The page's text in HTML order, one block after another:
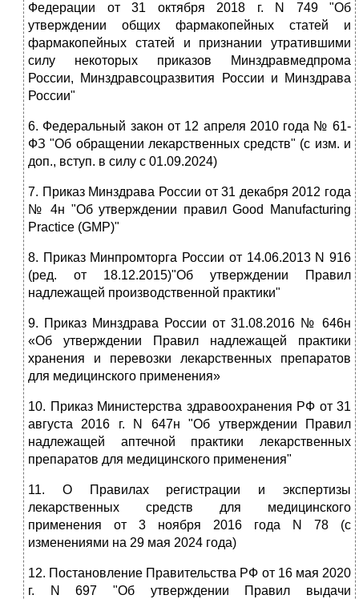
Федерации от 31 октября 2018 г. N 749 "Об
утверждении общих фармакопейных статей и
фармакопейных статей и признании утратившими
силу некоторых приказов Минздравмедпрома
России, Минздравсоцразвития России и Минздрава
России"
6. Федеральный закон от 12 апреля 2010 года № 61-
ФЗ "Об обращении лекарственных средств" (с изм. и
доп., вступ. в силу с 01.09.2024)
7. Приказ Минздрава России от 31 декабря 2012 года
№ 4н "Об утверждении правил Good Manufacturing
Practice (GMP)"
8. Приказ Минпромторга России от 14.06.2013 N 916
(ред. от 18.12.2015)"Об утверждении Правил
надлежащей производственной практики"
9. Приказ Минздрава России от 31.08.2016 № 646н
«Об утверждении Правил надлежащей практики
хранения и перевозки лекарственных препаратов
для медицинского применения»
10. Приказ Министерства здравоохранения РФ от 31
августа 2016 г. N 647н "Об утверждении Правил
надлежащей аптечной практики лекарственных
препаратов для медицинского применения"
11. О Правилах регистрации и экспертизы
лекарственных средств для медицинского
применения от 3 ноября 2016 года N 78 (с
изменениями на 29 мая 2024 года)
12. Постановление Правительства РФ от 16 мая 2020
г. N 697 "Об утверждении Правил выдачи